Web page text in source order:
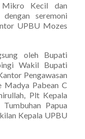
Mikro Kecil dan
seremoni
UPBU Mozes
oleh Bupati
Wakil Bupati
Pengawasan
Madya Pabean C
Plt Kepala
Papua
Kepala UPBU